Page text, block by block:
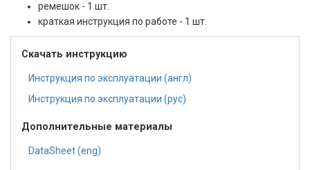
ремешок - 1 шт.
краткая инструкция по работе - 1 шт.
Скачать инструкцию
Инструкция по эксплуатации (англ)
Инструкция по эксплуатации (рус)
Дополнительные материалы
DataSheet (eng)